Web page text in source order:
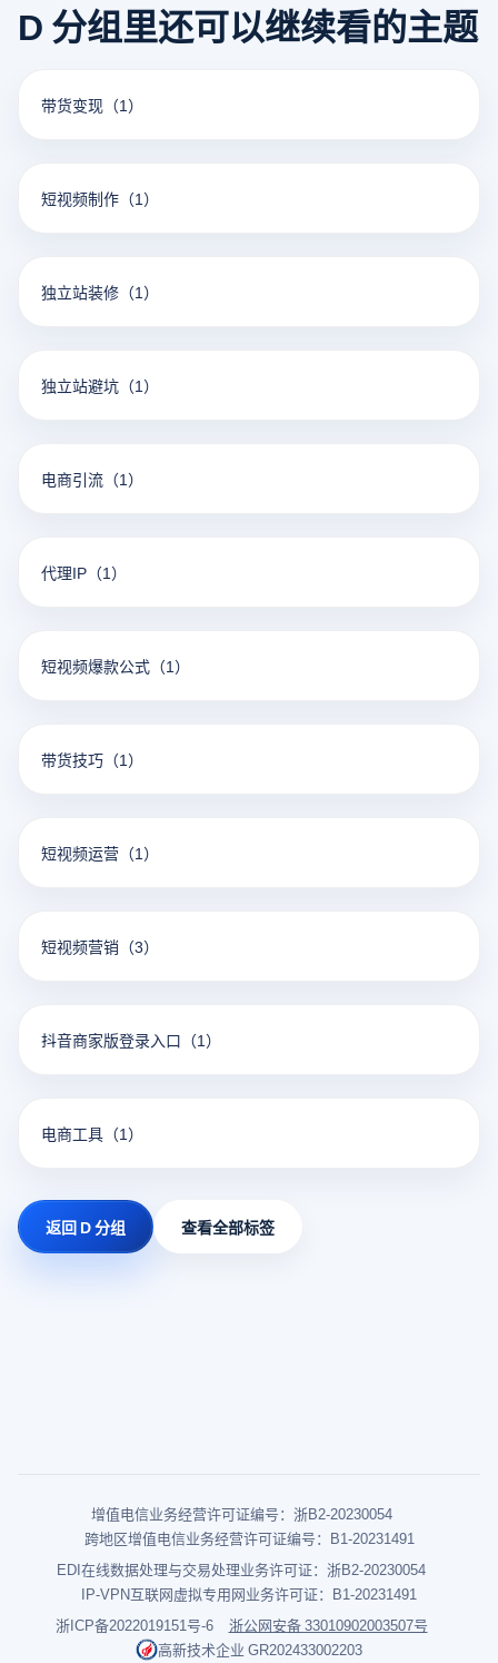
D 分组里还可以继续看的主题
带货变现 （1）
短视频制作 （1）
独立站装修 （1）
独立站避坑 （1）
电商引流 （1）
代理IP （1）
短视频爆款公式 （1）
带货技巧 （1）
短视频运营 （1）
短视频营销 （3）
抖音商家版登录入口 （1）
电商工具 （1）
返回 D 分组 查看全部标签
增值电信业务经营许可证编号：浙B2-20230054
跨地区增值电信业务经营许可证编号：B1-20231491
EDI在线数据处理与交易处理业务许可证：浙B2-20230054
IP-VPN互联网虚拟专用网业务许可证：B1-20231491
浙ICP备2022019151号-6
浙公网安备 33010902003507号
高新技术企业 GR202433002203